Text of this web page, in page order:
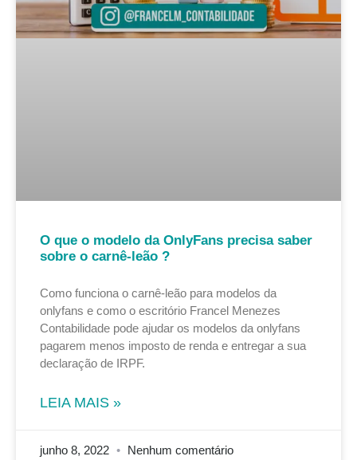
O que o modelo da OnlyFans precisa saber
sobre o carnê-leão ?
Como funciona o carnê-leão para modelos da
onlyfans e como o escritório Francel Menezes
Contabilidade pode ajudar os modelos da onlyfans
pagarem menos imposto de renda e entregar a sua
declaração de IRPF.
LEIA MAIS »
junho 8, 2022 Nenhum comentário